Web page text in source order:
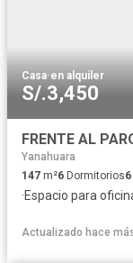
Casa·en alquiler
S/.3,450
Yanahuara
147 m²6 Dormitorios6
·Espacio para
Actualizado hace